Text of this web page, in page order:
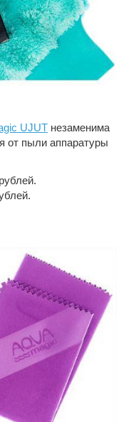
UJUT незаменима
от пыли аппаратуры